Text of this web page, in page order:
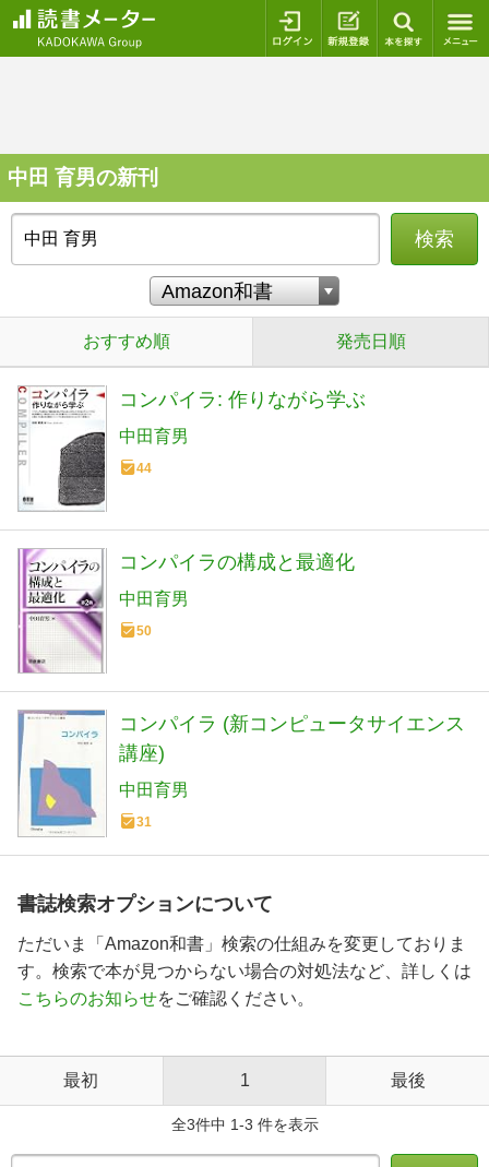
ログイン 新規登録
中田 育男の新刊
検索
おすすめ順 発売日順
コンパイラ: 作りながら学ぶ
中田育男
44
コンパイラの構成と最適化
中田育男
50
コンパイラ (新コンピュータサイエンス
講座)
中田育男
31
書誌検索オプションについて
ただいま「Amazon和書」検索の仕組みを変更しておりま
す。検索で本が見つからない場合の対処法など、詳しくは
こちらのお知らせをご確認ください。
最初 1 最後
全3件中 1-3 件を表示